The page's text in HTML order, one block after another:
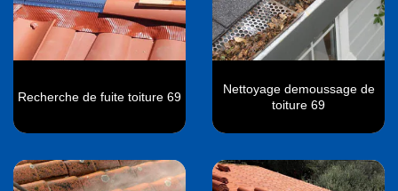
Recherche de fuite toiture 69
Nettoyage demoussage de
toiture 69